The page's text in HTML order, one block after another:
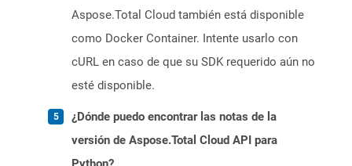
Aspose.Total Cloud también está disponible
como Docker Container. Intente usarlo con
cURL en caso de que su SDK requerido aún no
esté disponible.
¿Dónde puedo encontrar las notas de la
versión de Aspose.Total Cloud API para